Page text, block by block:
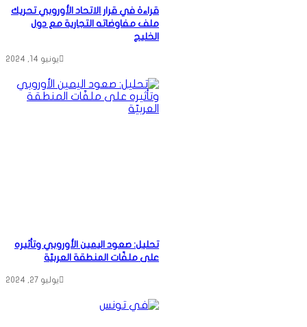
قراءة في قرار الاتحاد الأوروبي تحريك
ملف مفاوضاته التجارية مع دول
الخليج
يونيو 14, 2024
تحليل: صعود اليمين الأوروبي وتأثيره
على ملفّات المنطقة العربيّة
يوليو 27, 2024